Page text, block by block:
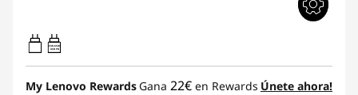
65W-65W
USB PD
My Lenovo Rewards Gana 22€ en Rewards Únete ahora!